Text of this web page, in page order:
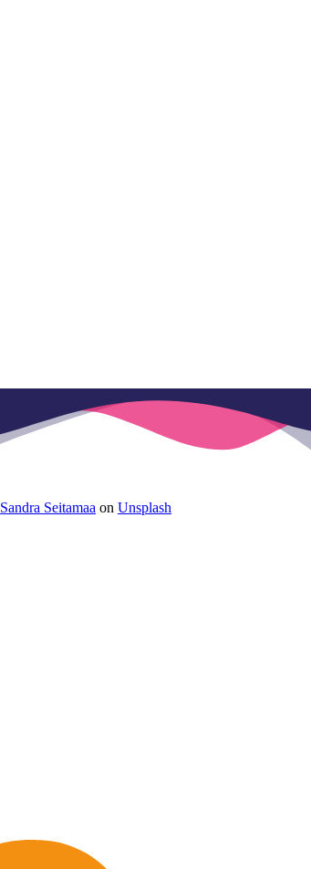
Sandra Seitamaa on Unsplash